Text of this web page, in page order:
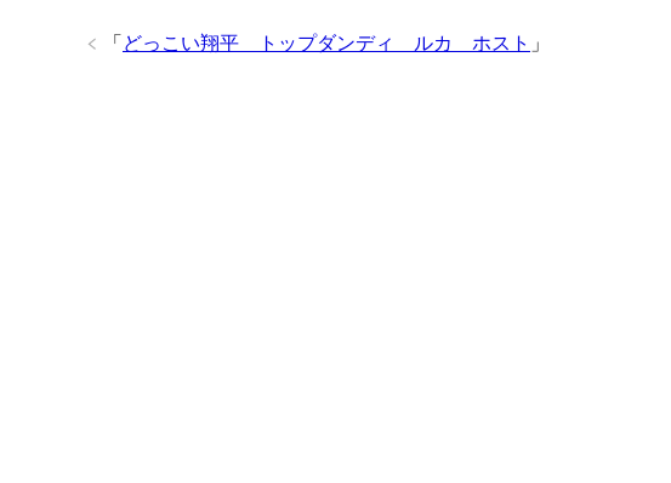
「 どっこい翔平 トップダンディ ルカ ホスト 」